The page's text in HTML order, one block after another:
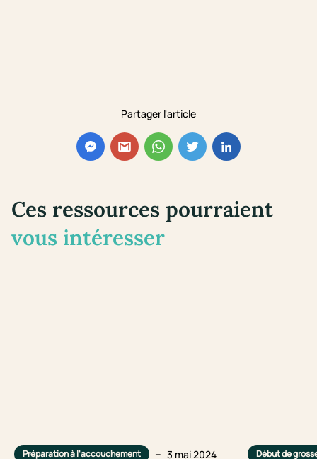
Partager l'article
Ces ressources pourraient
vous intéresser
Préparation à l'accouchement – 3 mai 2024 Début de